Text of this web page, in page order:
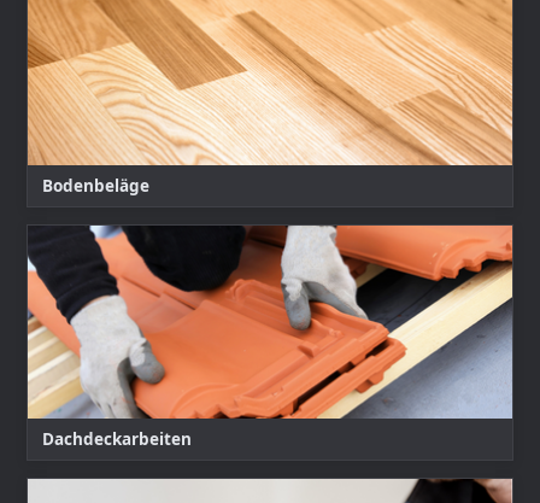
Bodenbeläge
Dachdeckarbeiten